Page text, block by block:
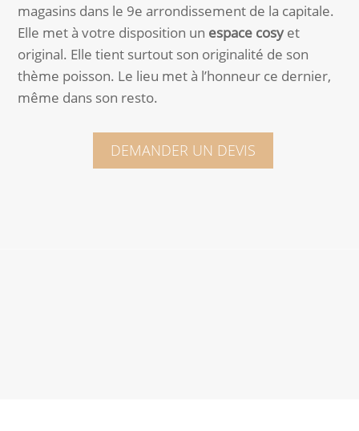
magasins dans le 9e arrondissement de la capitale.
Elle met à votre disposition un espace cosyet
original. Elle tient surtout son originalité de son
thème poisson. Le lieu met à l’honneur ce dernier,
même dans son resto.
DEMANDER UN DEVIS